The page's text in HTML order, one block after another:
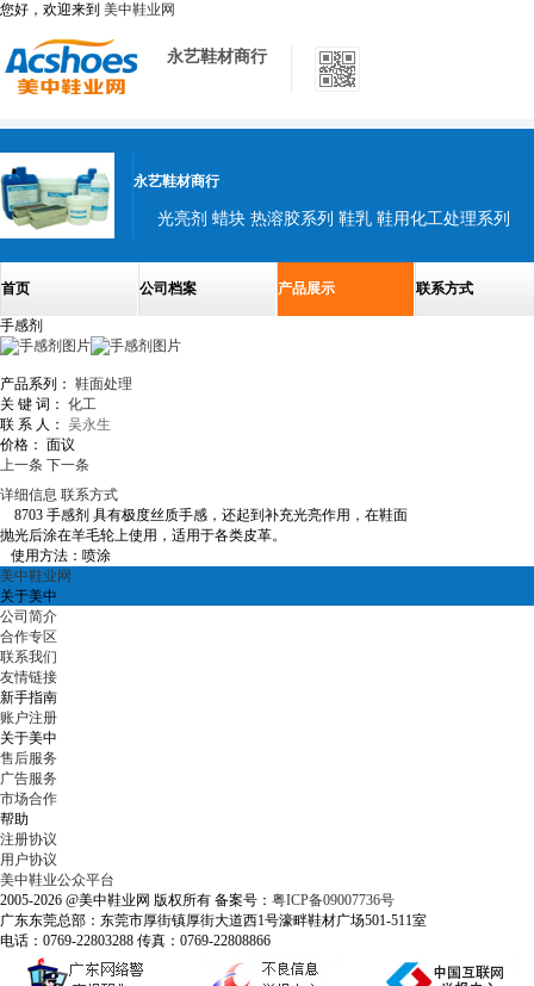
您好，欢迎来到 美中鞋业网
永艺鞋材商行
永艺鞋材商行
光亮剂 蜡块 热溶胶系列 鞋乳 鞋用化工处理系列
首页 公司档案 产品展示 联系方式
手感剂
产品系列： 鞋面处理
关 键 词： 化工
联 系 人： 吴永生
价格： 面议
上一条 下一条
详细信息 联系方式
8703 手感剂 具有极度丝质手感，还起到补充光亮作用，在鞋面
抛光后涂在羊毛轮上使用，适用于各类皮革。
使用方法：喷涂
美中鞋业网
关于美中
公司简介
合作专区
联系我们
友情链接
新手指南
账户注册
关于美中
售后服务
广告服务
市场合作
帮助
注册协议
用户协议
美中鞋业公众平台
2005-2026 @美中鞋业网 版权所有 备案号： 粤ICP备09007736号
广东东莞总部：东莞市厚街镇厚街大道西1号濠畔鞋材广场501-511室
电话：0769-22803288 传真：0769-22808866